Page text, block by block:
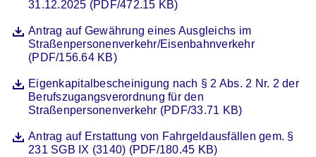
31.12.2025 (PDF/472.15 KB)
DateiAntrag auf Gewährung eines Ausgleichs im
Straßenpersonenverkehr/Eisenbahnverkehr
(PDF/156.64 KB)
Öffnet sich in einem neuen Fenster
DateiEigenkapitalbescheinigung nach § 2 Abs. 2 Nr. 2 der
Berufszugangsverordnung für den
Straßenpersonenverkehr (PDF/33.71 KB)
Öffnet sich in einem neuen Fenster
DateiAntrag auf Erstattung von Fahrgeldausfällen gem. §
231 SGB IX (3140) (PDF/180.45 KB)
Öffnet sich in einem neuen Fenster